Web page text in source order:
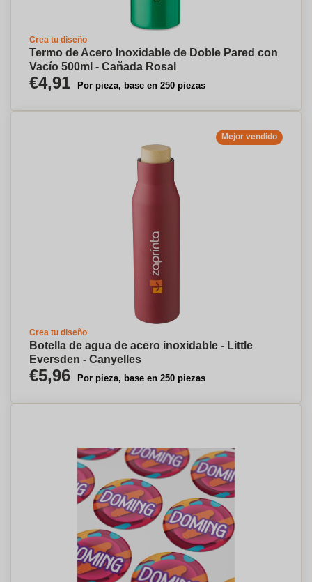
Crea tu diseño
Termo de Acero Inoxidable de Doble Pared con
Vacío 500ml - Cañada Rosal
€4,91 Por pieza, base en 250 piezas
Mejor vendido
Crea tu diseño
Botella de agua de acero inoxidable - Little
Eversden - Canyelles
€5,96 Por pieza, base en 250 piezas